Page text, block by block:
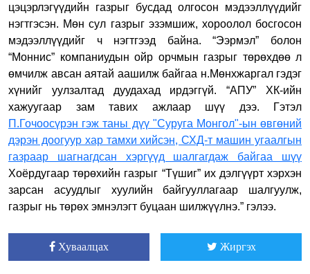
цэцэрлэгүүдийн газрыг бусдад олгосон мэдээллүүдийг
нэгтгэсэн. Мөн сул газрыг эзэмшиж, хороолол босгосон
мэдээллүүдийг ч нэгтгээд байна. “Ээрмэл” болон
“Моннис” компаниудын ойр орчмын газрыг төрөхдөө л
өмчилж авсан аятай аашилж байгаа н.Мөнхжаргал гэдэг
хүнийг уулзалтад дуудахад ирдэггүй. “АПУ” ХК-ийн
хажуугаар зам тавих ажлаар шүү дээ. Гэтэл
П.Гочоосүрэн гэж таны дүү "Суруга Монгол"-ын өвгөний
дэрэн доогуур хар тамхи хийсэн, СХД-т машин угаалгын
газраар шагнагдсан хэргүүд шалгагдаж байгаа шүү
Хоёрдугаар төрөхийн газрыг “Түшиг” их дэлгүүрт хэрхэн
зарсан асуудлыг хуулийн байгууллагаар шалгуулж,
газрыг нь төрөх эмнэлэгт буцаан шилжүүлнэ.” гэлээ.
Хуваалцах Жиргэх